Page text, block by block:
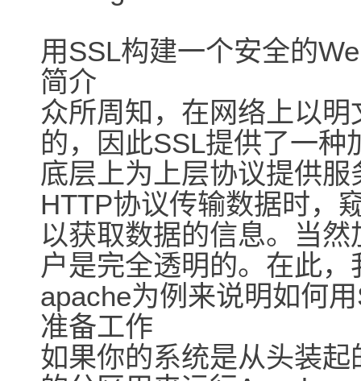
用SSL构建一个安全的
简介
众所周知，在网络上以
的，因此SSL提供了一种
底层上为上层协议提供
HTTP协议传输数据时，
以获取数据的信息。当
户是完全透明的。在此，
apache为例来说明如何
准备工作
如果你的系统是从头装